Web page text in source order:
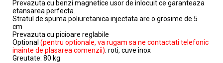
Prevazuta cu benzi magnetice usor de inlocuit ce garanteaza
etansarea perfecta.
Stratul de spuma poliuretanica injectata are o grosime de 5
cm
Prevazuta cu picioare reglabile
Optional (pentru optionale, va rugam sa ne contactati telefonic
inainte de plasarea comenzii): roti, cuve inox
Greutate: 80 kg